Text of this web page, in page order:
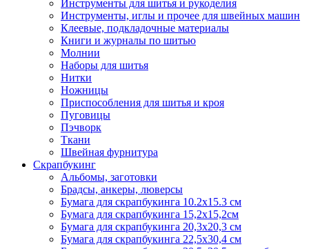
Инструменты для шитья и рукоделия
Инструменты, иглы и прочее для швейных машин
Клеевые, подкладочные материалы
Книги и журналы по шитью
Молнии
Наборы для шитья
Нитки
Ножницы
Приспособления для шитья и кроя
Пуговицы
Пэчворк
Ткани
Швейная фурнитура
Скрапбукинг
Альбомы, заготовки
Брадсы, анкеры, люверсы
Бумага для скрапбукинга 10.2х15.3 см
Бумага для скрапбукинга 15,2х15,2см
Бумага для скрапбукинга 20,3х20,3 см
Бумага для скрапбукинга 22,5х30,4 см